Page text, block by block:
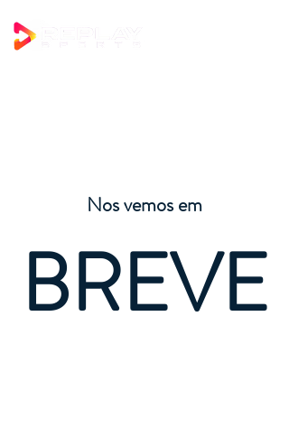
Nos vemos em
BREVE